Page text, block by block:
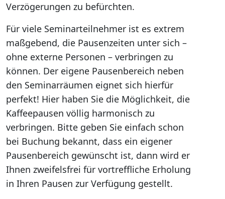
Verzögerungen zu befürchten.
Für viele Seminarteilnehmer ist es extrem
maßgebend, die Pausenzeiten unter sich –
ohne externe Personen – verbringen zu
können. Der eigene Pausenbereich neben
den Seminarräumen eignet sich hierfür
perfekt! Hier haben Sie die Möglichkeit, die
Kaffeepausen völlig harmonisch zu
verbringen. Bitte geben Sie einfach schon
bei Buchung bekannt, dass ein eigener
Pausenbereich gewünscht ist, dann wird er
Ihnen zweifelsfrei für vortreffliche Erholung
in Ihren Pausen zur Verfügung gestellt.